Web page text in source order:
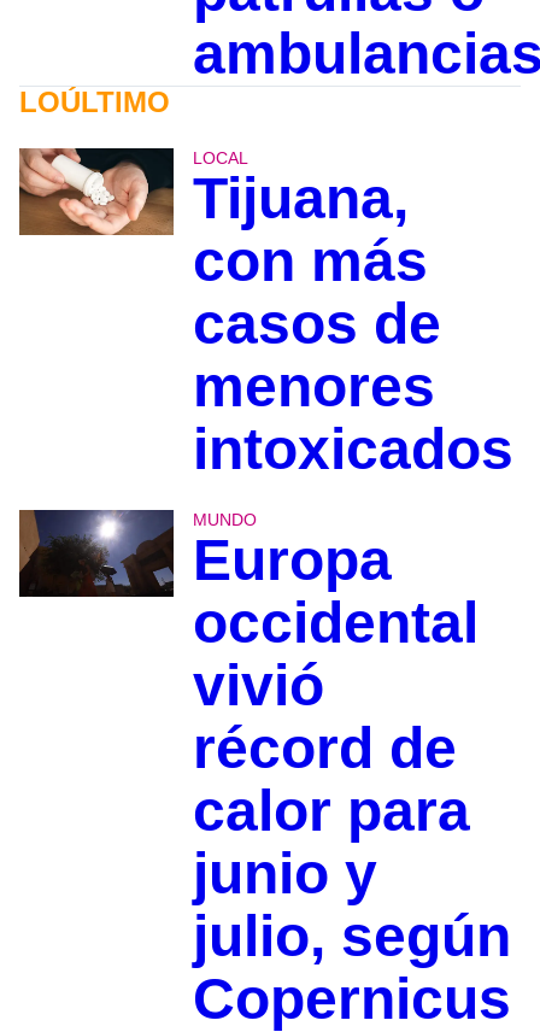
LOÚLTIMO
LOCAL
Tijuana,
con más
casos de
menores
intoxicados
MUNDO
Europa
occidental
vivió
récord de
calor para
junio y
julio, según
Copernicus